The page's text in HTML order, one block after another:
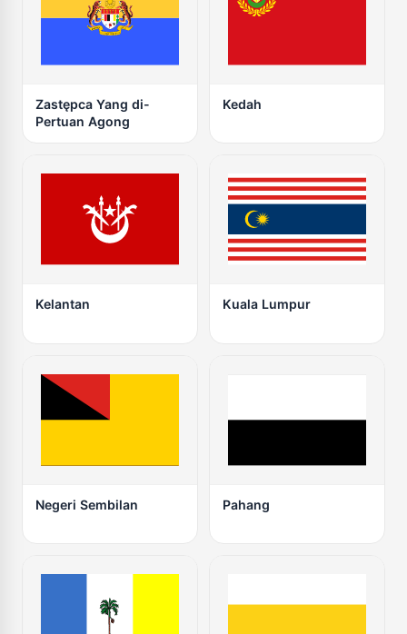
Zastępca Yang di-
Pertuan Agong
Kedah
Kelantan Kuala Lumpur
Negeri Sembilan Pahang